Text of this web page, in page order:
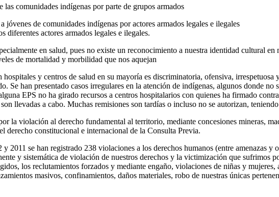
comunidades indígenas por parte de grupos armados
jóvenes de comunidades indígenas por actores armados legales e ilegales
diferentes actores armados legales e ilegales.
en salud, pues no existe un reconocimiento a nuestra identidad cultural
de mortalidad y morbilidad que nos aquejan
y centros de salud en su mayoría es discriminatoria, ofensiva,
Se han presentado casos irregulares en la atención de indígenas, algunos donde
EPS no ha girado recursos a centros hospitalarios con quienes ha firmado
llevadas a cabo. Muchas remisiones son tardías o incluso no se autorizan,
la violación al derecho fundamental al territorio, mediante concesiones mineras,
derecho constitucional e internacional de la Consulta Previa.
2011 se han registrado 238 violaciones a los derechos humanos (entre amenazas
y sistemática de violación de nuestros derechos y la victimización que
los reclutamientos forzados y mediante engaño, violaciones de niñas y
masivos, confinamientos, daños materiales, robo de nuestras únicas